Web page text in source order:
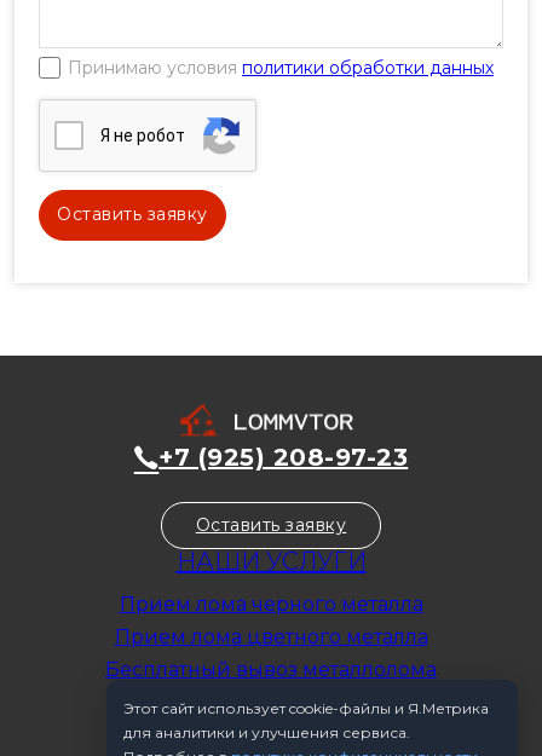
Принимаю условия политики обработки данных
Я нe poбoт
НАШИ УСЛУГИ
Прием лома черного металла
Прием лома цветного металла
Бесплатный вывоз металлолома
Прием делового лома
+7 (925) 208-97-23
Оставить заявку
Этот сайт использует cookie-файлы и Я.Метрика
для аналитики и улучшения сервиса.